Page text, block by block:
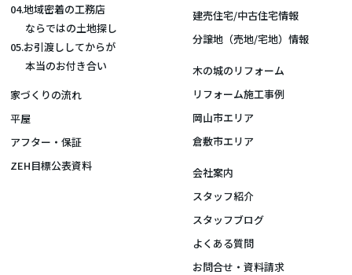
04.地域密着の工務店
ならではの土地探し
05.お引渡ししてからが
本当のお付き合い
家づくりの流れ
平屋
アフター・保証
ZEH目標公表資料
建売住宅/中古住宅情報
分譲地（売地/宅地）情報
木の城のリフォーム
リフォーム施工事例
岡山市エリア
倉敷市エリア
会社案内
スタッフ紹介
スタッフブログ
よくある質問
お問合せ・資料請求